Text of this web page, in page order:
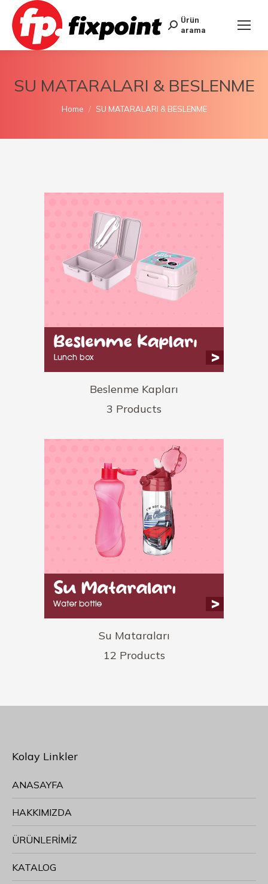
Ürün
arama
SU MATARALARI & BESLENME
You are here:
Home SU MATARALARI & BESLENME
Beslenme Kapları
3 Products
Su Mataraları
12 Products
Kolay Linkler
ANASAYFA
HAKKIMIZDA
ÜRÜNLERİMİZ
KATALOG